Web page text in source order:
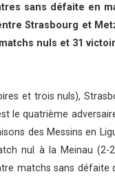
sans défaite en
Strasbourg et
nuls et 31
et trois nuls),
le quatrième
des Messins en
nul à la Meinau (2-
matchs sans défaite